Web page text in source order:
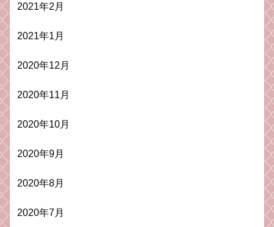
2021年2月
2021年1月
2020年12月
2020年11月
2020年10月
2020年9月
2020年8月
2020年7月